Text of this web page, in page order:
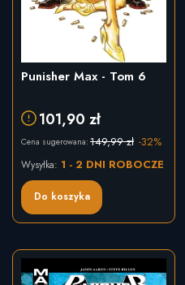
Punisher Max - Tom 6
101,90 zł
Cena sugerowana: 149,99 zł -32%
Do koszyka
Wysyłka: 1 - 2 DNI ROBOCZE